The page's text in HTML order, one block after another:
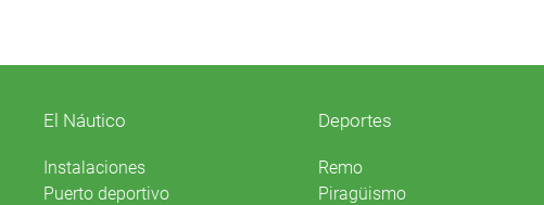
El Náutico
Instalaciones
Puerto deportivo
Deportes
Remo
Piragüismo